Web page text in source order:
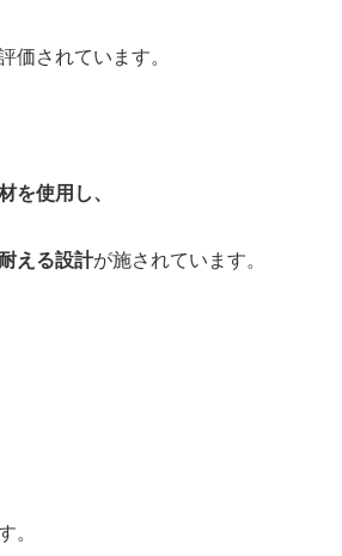
価されています。
を使用し、
える設計が施されています。
。